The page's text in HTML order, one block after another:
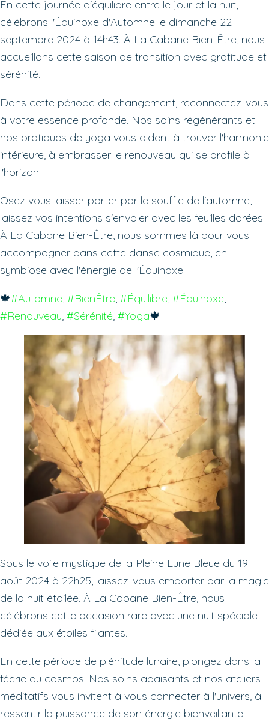
En cette journée d'équilibre entre le jour et la nuit,
célébrons l'Équinoxe d'Automne le dimanche 22
septembre 2024 à 14h43. À La Cabane Bien-Être, nous
accueillons cette saison de transition avec gratitude et
sérénité.
Dans cette période de changement, reconnectez-vous
à votre essence profonde. Nos soins régénérants et
nos pratiques de yoga vous aident à trouver l'harmonie
intérieure, à embrasser le renouveau qui se profile à
l'horizon.
Osez vous laisser porter par le souffle de l'automne,
laissez vos intentions s'envoler avec les feuilles dorées.
À La Cabane Bien-Être, nous sommes là pour vous
accompagner dans cette danse cosmique, en
symbiose avec l'énergie de l'Équinoxe.
🍁#Automne, #BienÊtre, #Équilibre, #Équinoxe
#Renouveau, #Sérénité, #Yoga🍁
Sous le voile mystique de la Pleine Lune Bleue du 19
août 2024 à 22h25, laissez-vous emporter par la magie
de la nuit étoilée. À La Cabane Bien-Être, nous
célébrons cette occasion rare avec une nuit spéciale
dédiée aux étoiles filantes.
En cette période de plénitude lunaire, plongez dans la
féerie du cosmos. Nos soins apaisants et nos ateliers
méditatifs vous invitent à vous connecter à l'univers, à
ressentir la puissance de son énergie bienveillante.